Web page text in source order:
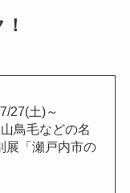
27(土)～
鳥毛などの名
展「瀬戸内市の